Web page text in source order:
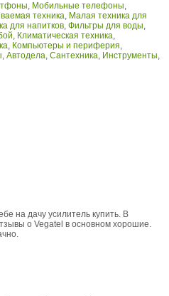
, Мобильные телефоны,
техника, Малая техника для
для напитков, Фильтры для воды,
, Климатическая техника,
, Компьютеры и периферия,
, Автодела, Сантехника, Инструменты,
на дачу усилитель купить. В
о Vegatel в основном хорошие.